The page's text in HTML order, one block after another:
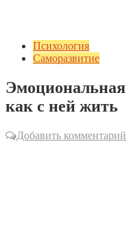
Психология
Саморазвитие
как с ней жить
Добавить комментарий